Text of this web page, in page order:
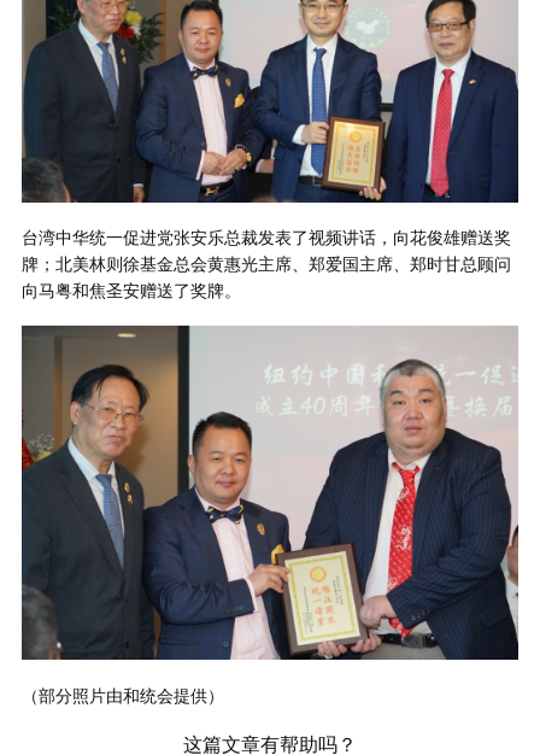
台湾中华统一促进党张安乐总裁发表了视频讲话，向花俊雄赠送奖
牌；北美林则徐基金总会黄惠光主席、郑爱国主席、郑时甘总顾问
向马粤和焦圣安赠送了奖牌。
（部分照片由和统会提供）
这篇文章有帮助吗？